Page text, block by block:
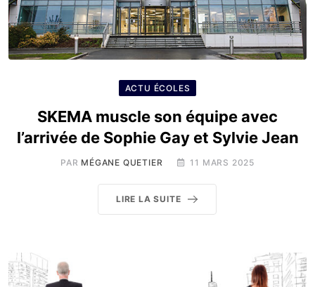
ACTU ÉCOLES
SKEMA muscle son équipe avec
l’arrivée de Sophie Gay et Sylvie Jean
PAR MÉGANE QUETIER 11 MARS 2025
LIRE LA SUITE